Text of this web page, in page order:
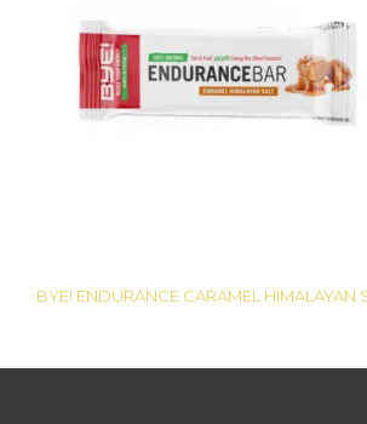
Bericht
navigatie
BYE! ENDURANCE CARAMEL HIMALAYAN